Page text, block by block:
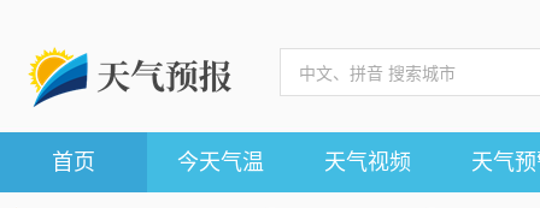
首页 今天气温 天气视频 天气